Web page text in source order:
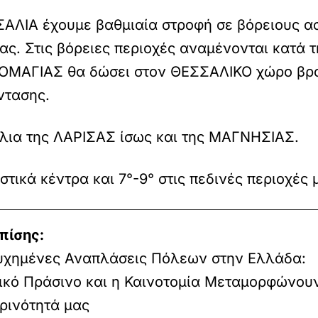
έχουμε βαθμιαία στροφή σε βόρειους
Στις βόρειες περιοχές αναμένονται κατά
θα δώσει στον ΘΕΣΣΑΛΙΚΟ χώρο
της ΛΑΡΙΣΑΣ ίσως και της ΜΑΓΝΗΣΙΑΣ.
κέντρα και 7°-9° στις πεδινές
Αναπλάσεις Πόλεων στην Ελλάδα:
Πράσινο και η Καινοτομία
μας